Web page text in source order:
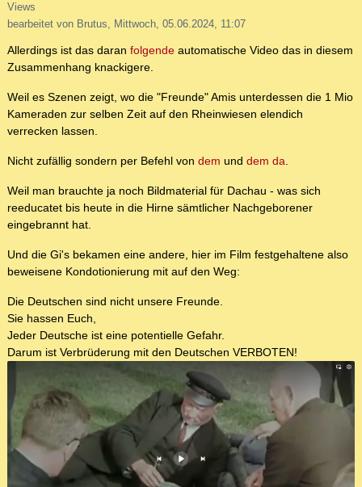
Views
bearbeitet von Brutus, Mittwoch, 05.06.2024, 11:07
Allerdings ist das daran folgende automatische Video das in diesem
Zusammenhang knackigere.
Weil es Szenen zeigt, wo die "Freunde" Amis unterdessen die 1 Mio
Kameraden zur selben Zeit auf den Rheinwiesen elendich
verrecken lassen.
Nicht zufällig sondern per Befehl von dem und dem da.
Weil man brauchte ja noch Bildmaterial für Dachau - was sich
reeducatet bis heute in die Hirne sämtlicher Nachgeborener
eingebrannt hat.
Und die Gi's bekamen eine andere, hier im Film festgehaltene also
beweisene Kondotionierung mit auf den Weg:
Die Deutschen sind nicht unsere Freunde.
Sie hassen Euch,
Jeder Deutsche ist eine potentielle Gefahr.
Darum ist Verbrüderung mit den Deutschen VERBOTEN!